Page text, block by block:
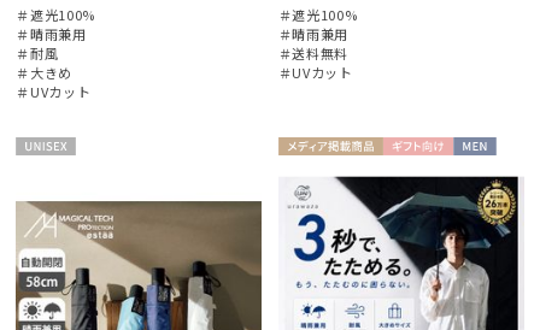
カラー
価格・割引率
在庫表示
販売状況
入荷状況
＃遮光100%
＃晴雨兼用
＃耐風
＃大きめ
＃UVカット
＃遮光100%
＃晴雨兼用
＃送料無料
＃UVカット
載商品
向け